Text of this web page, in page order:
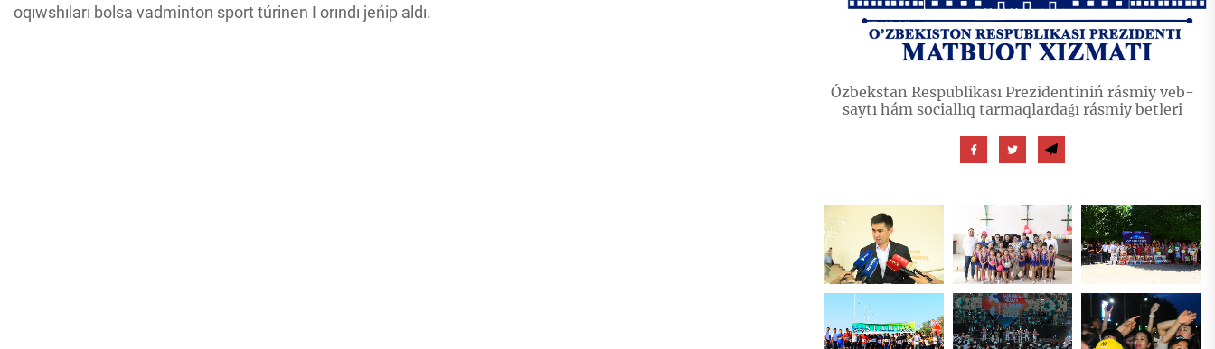
oqıwshıları bolsa vadminton sport túrinen I orındı jeńip aldı.
Ózbekstan Respublikası Prezidentiniń rásmiy veb-
saytı hám sociallıq tarmaqlardaǵı rásmiy betleri